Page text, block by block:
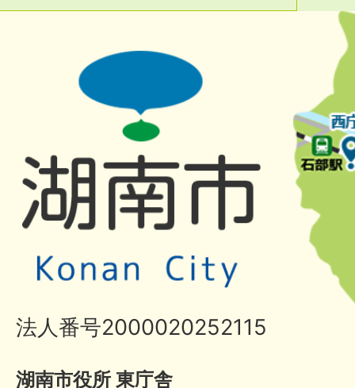
法人番号2000020252115
湖南市役所 東庁舎